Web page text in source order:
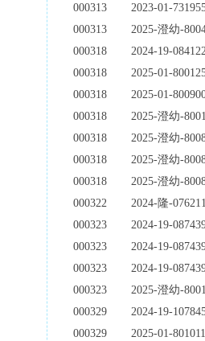
000313 2023-01-
000313
2025-澄幼-
000318
2024-19-
000318
2025-01-
000318
2025-01-
000318
2025-澄幼-
000318
2025-澄幼-
000318
2025-澄幼-
000318
2025-澄幼-
000322
2024-隆-
000323
2024-19-
000323
2024-19-
000323
2024-19-
000323
2025-澄幼-
000329
2024-19-
000329
2025-01-801011